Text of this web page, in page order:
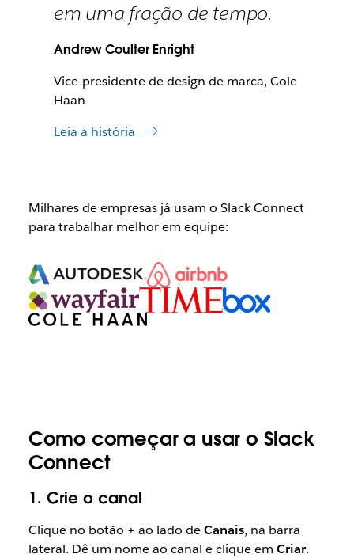
em uma fração de tempo.
Andrew Coulter Enright
Vice-presidente de design de marca, Cole
Haan
Leia a história
Milhares de empresas já usam o Slack Connect
para trabalhar melhor em equipe:
Como começar a usar o Slack
Connect
1. Crie o canal
Clique no botão + ao lado deCanais, na barra
lateral. Dê um nome ao canal e clique em Criar.